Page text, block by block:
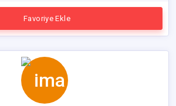
Favoriye Ekle